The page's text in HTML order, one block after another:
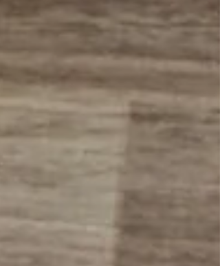
sempre un'ottima scusa per fare una festa!
Questo programma di r itrovi d’arte, scienza,
nostro quartiere è promosso dalla Città di
Torino e Compagnia di San Paolo, in
collaborazione con la Fondazione per la
Cultura Torino, c